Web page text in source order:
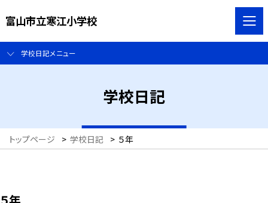
富山市立寒江小学校
学校日記メニュー
学校日記
トップページ > 学校日記 > ５年